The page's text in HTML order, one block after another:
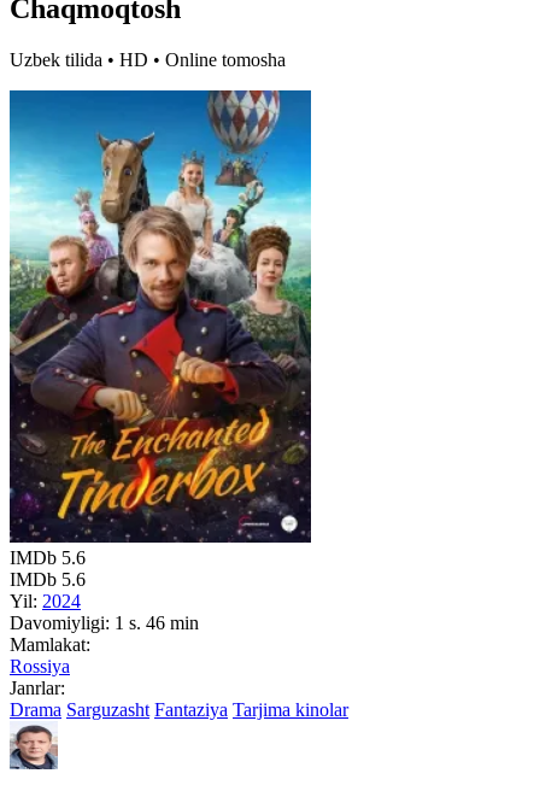
Сhaqmoqtosh
Uzbek tilida • HD • Online tomosha
IMDb 5.6
IMDb 5.6
Yil: 2024
Davomiyligi: 1 s. 46 min
Mamlakat:
Rossiya
Janrlar:
Drama Sarguzasht Fantaziya Tarjima kinolar